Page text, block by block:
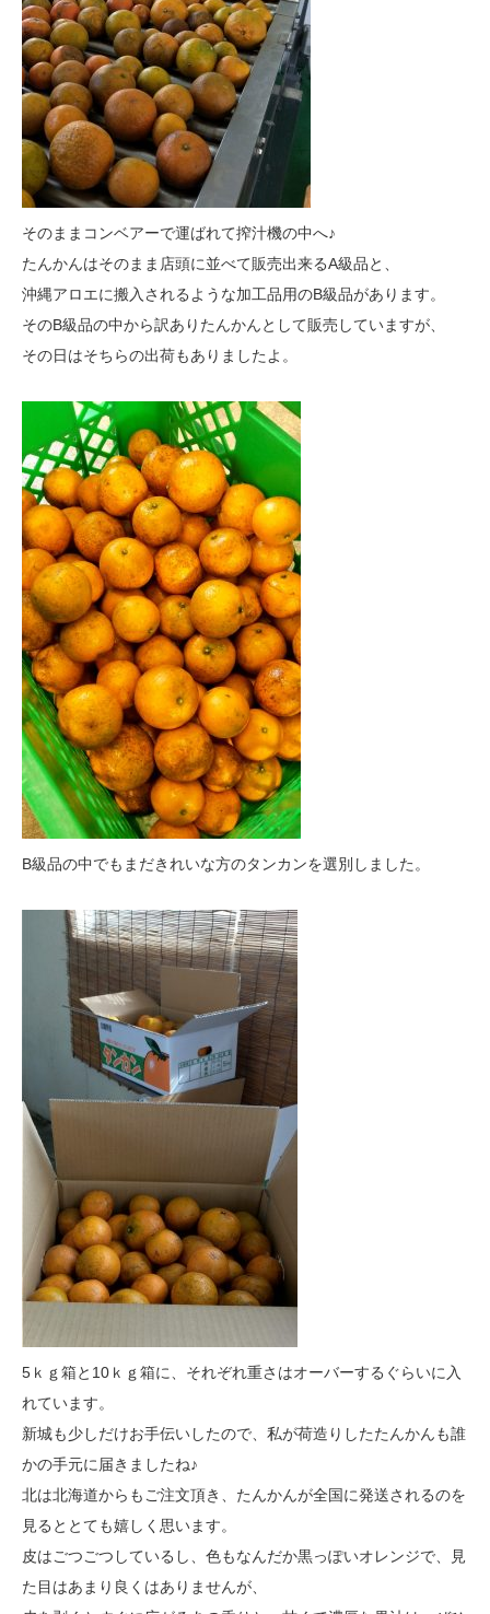
そのままコンベアーで運ばれて搾汁機の中へ♪
たんかんはそのまま店頭に並べて販売出来るA級品と、
沖縄アロエに搬入されるような加工品用のB級品があります。
そのB級品の中から訳ありたんかんとして販売していますが、
その日はそちらの出荷もありましたよ。
B級品の中でもまだきれいな方のタンカンを選別しました。
5ｋｇ箱と10ｋｇ箱に、それぞれ重さはオーバーするぐらいに入
れています。
新城も少しだけお手伝いしたので、私が荷造りしたたんかんも誰
かの手元に届きましたね♪
北は北海道からもご注文頂き、たんかんが全国に発送されるのを
見るととても嬉しく思います。
皮はごつごつしているし、色もなんだか黒っぽいオレンジで、見
た目はあまり良くはありませんが、